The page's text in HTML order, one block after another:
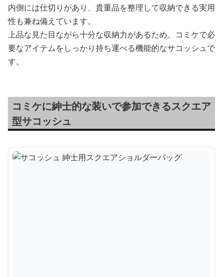
内側には仕切りがあり、貴重品を整理して収納できる実用
性も兼ね備えています。
上品な見た目ながら十分な収納力があるため、コミケで必
要なアイテムをしっかり持ち運べる機能的なサコッシュで
す。
コミケに紳士的な装いで参加できるスクエア
型サコッシュ